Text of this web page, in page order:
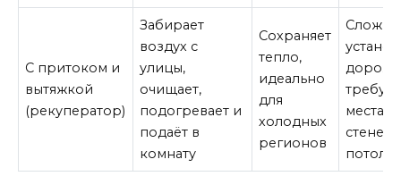
С притоком и
вытяжкой
(рекуператор)
Забирает
воздух с
улицы,
очищает,
подогревает и
подаёт в
комнату
Сохраняет
тепло,
идеально
для
холодных
регионов
требует
места
стене